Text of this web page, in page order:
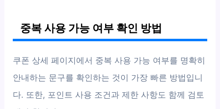
중복 사용 가능 여부 확인 방법
쿠폰 상세 페이지에서 중복 사용 가능 여부를 명확히
안내하는 문구를 확인하는 것이 가장 빠른 방법입니
다. 또한, 포인트 사용 조건과 제한 사항도 함께 검토